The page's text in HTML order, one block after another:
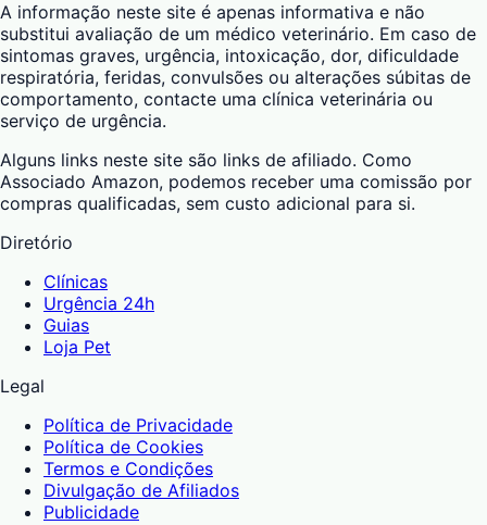
A informação neste site é apenas informativa e não
substitui avaliação de um médico veterinário. Em caso de
sintomas graves, urgência, intoxicação, dor, dificuldade
respiratória, feridas, convulsões ou alterações súbitas de
comportamento, contacte uma clínica veterinária ou
serviço de urgência.
Alguns links neste site são links de afiliado. Como
Associado Amazon, podemos receber uma comissão por
compras qualificadas, sem custo adicional para si.
Diretório
Clínicas
Urgência 24h
Guias
Loja Pet
Legal
Política de Privacidade
Política de Cookies
Termos e Condições
Divulgação de Afiliados
Publicidade